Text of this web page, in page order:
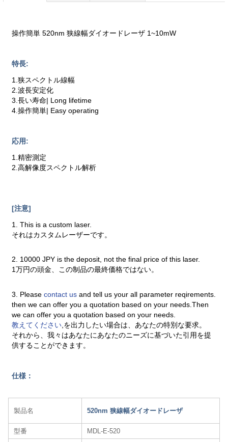
操作簡単 520nm 狭線幅ダイオードレーザ 1~10mW
特長:
1.狭スペクトル線幅
2.波長安定化
3.長い寿命| Long lifetime
4.操作簡単| Easy operating
応用:
1.精密測定
2.高解像度スペクトル解析
[注意]
1. This is a custom laser.
それはカスタムレーザーです。
2. 10000 JPY is the deposit, not the final price of this laser.
1万円の頭金、この制品の最終価格ではない。
3. Pleasecontact usand tell us your all parameter reqirements.
then we can offer you a quotation based on your needs.Then
we can offer you a quotation based on your needs.
教えてください ,を出力したい場合は、あなたの特別な要求。
それから、我々はあなたにあなたのニーズに基づいた引用を提
供することができます。
仕様：
製品名 520nm 狭線幅ダイオードレーザ
型番
MDL-E-520